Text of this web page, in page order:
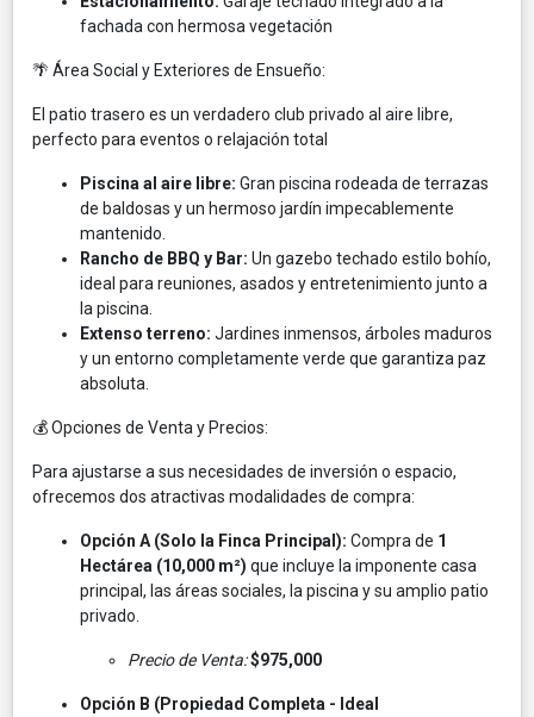
fachada con hermosa vegetación
🌴 Área Social y Exteriores de Ensueño:
El patio trasero es un verdadero club privado al aire libre,
perfecto para eventos o relajación total
Piscina al aire libre: Gran piscina rodeada de terrazas
de baldosas y un hermoso jardín impecablemente
mantenido.
Rancho de BBQ y Bar: Un gazebo techado estilo bohío,
ideal para reuniones, asados y entretenimiento junto a
la piscina.
Extenso terreno: Jardines inmensos, árboles maduros
y un entorno completamente verde que garantiza paz
absoluta.
💰 Opciones de Venta y Precios:
Para ajustarse a sus necesidades de inversión o espacio,
ofrecemos dos atractivas modalidades de compra:
Opción A (Solo la Finca Principal): Compra de 1
Hectárea (10,000 m²) que incluye la imponente casa
principal, las áreas sociales, la piscina y su amplio patio
privado.
Precio de Venta:$975,000
Opción B (Propiedad Completa - Ideal